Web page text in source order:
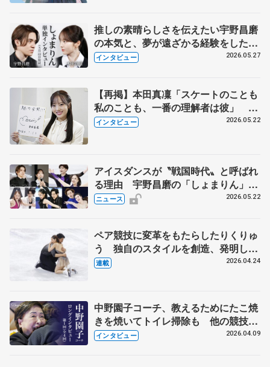
推しの素晴らしさを伝えたい宇野昌磨
の本気と、夢が遠ざかる経験をした本
田真凜の覚悟
インタビュー 2026.05.27
【再掲】本田真凜「スケートのことも
私のことも、一番の理解者は彼」 引
退時の単独インタビューで語った競技
インタビュー 2026.05.22
アイスダンスが〝戦国時代〟と呼ばれ
る理由 宇野昌磨の「しょまりん」ら
実力者が相次いで参戦 国内の競争激
ニュース 2026.05.22
ペア競技に変革をもたらしたりくりゅ
う 独自のスタイルを創造、発明した
【引退発表後②】
連載 2026.04.24
中野園子コーチ、教えるためにたこ焼
きを焼いてトイレ掃除も 他の競技に
も通用するという坂本花織の筋肉
インタビュー 2026.04.09